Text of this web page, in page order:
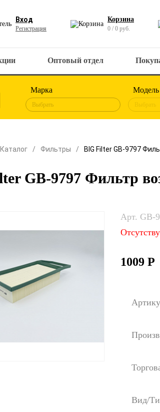
Вход
Регистрация
Корзина
0 / 0 руб.
Оптовый отдел
Марка
Выбрать
Модель
Выбрать
Каталог Фильтры BIG Filter GB-9797
GB-9797 Фильтр
Арт. GB-
1009 Р
Вид/